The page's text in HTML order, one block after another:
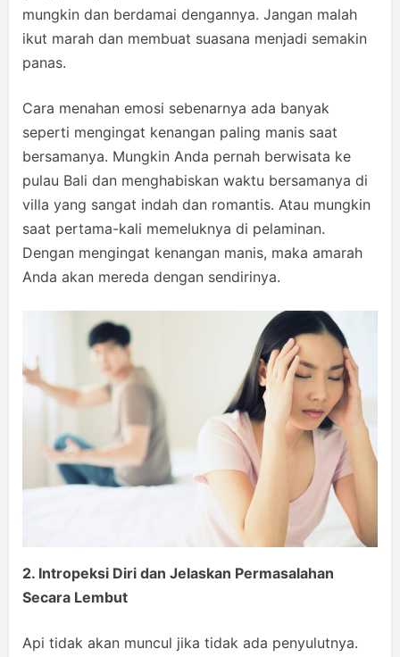
mungkin dan berdamai dengannya. Jangan malah
ikut marah dan membuat suasana menjadi semakin
panas.
Cara menahan emosi sebenarnya ada banyak
seperti mengingat kenangan paling manis saat
bersamanya. Mungkin Anda pernah berwisata ke
pulau Bali dan menghabiskan waktu bersamanya di
villa yang sangat indah dan romantis. Atau mungkin
saat pertama-kali memeluknya di pelaminan.
Dengan mengingat kenangan manis, maka amarah
Anda akan mereda dengan sendirinya.
2. Intropeksi Diri dan Jelaskan Permasalahan
Secara Lembut
Api tidak akan muncul jika tidak ada penyulutnya.